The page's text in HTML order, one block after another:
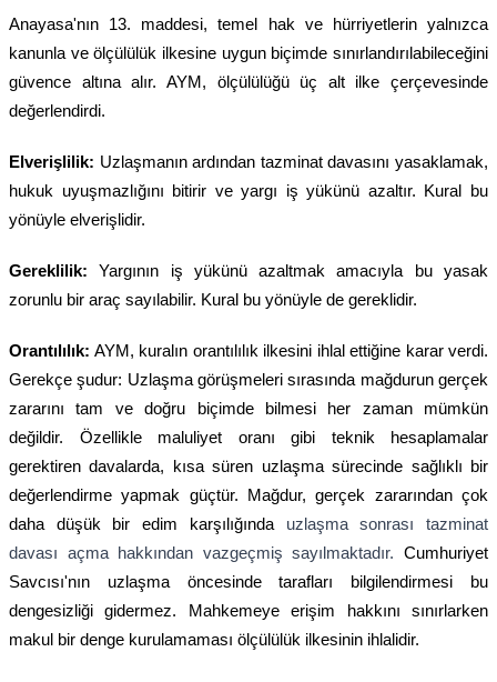
Anayasa'nın 13. maddesi, temel hak ve hürriyetlerin yalnızca
kanunla ve ölçülülük ilkesine uygun biçimde sınırlandırılabileceğini
güvence altına alır. AYM, ölçülülüğü üç alt ilke çerçevesinde
değerlendirdi.
Elverişlilik: Uzlaşmanın ardından tazminat davasını yasaklamak,
hukuk uyuşmazlığını bitirir ve yargı iş yükünü azaltır. Kural bu
yönüyle elverişlidir.
Gereklilik: Yargının iş yükünü azaltmak amacıyla bu yasak
zorunlu bir araç sayılabilir. Kural bu yönüyle de gereklidir.
Orantılılık: AYM, kuralın orantılılık ilkesini ihlal ettiğine karar verdi.
Gerekçe şudur: Uzlaşma görüşmeleri sırasında mağdurun gerçek
zararını tam ve doğru biçimde bilmesi her zaman mümkün
değildir. Özellikle maluliyet oranı gibi teknik hesaplamalar
gerektiren davalarda, kısa süren uzlaşma sürecinde sağlıklı bir
değerlendirme yapmak güçtür. Mağdur, gerçek zararından çok
daha düşük bir edim karşılığında uzlaşma sonrası tazminat
davası açma hakkından vazgeçmiş sayılmaktadır. Cumhuriyet
Savcısı'nın uzlaşma öncesinde tarafları bilgilendirmesi bu
dengesizliği gidermez. Mahkemeye erişim hakkını sınırlarken
makul bir denge kurulamaması ölçülülük ilkesinin ihlalidir.